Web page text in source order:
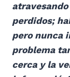
perdidos;
pero nunca
problema
cerca y la